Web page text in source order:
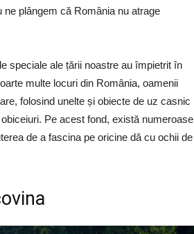
plângem că România nu atrage
speciale ale țării noastre au împietrit în
multe locuri din România, oamenii
folosind unelte și obiecte de uz casnic
Pe acest fond, există numeroase
de a fascina pe oricine dă cu ochii de